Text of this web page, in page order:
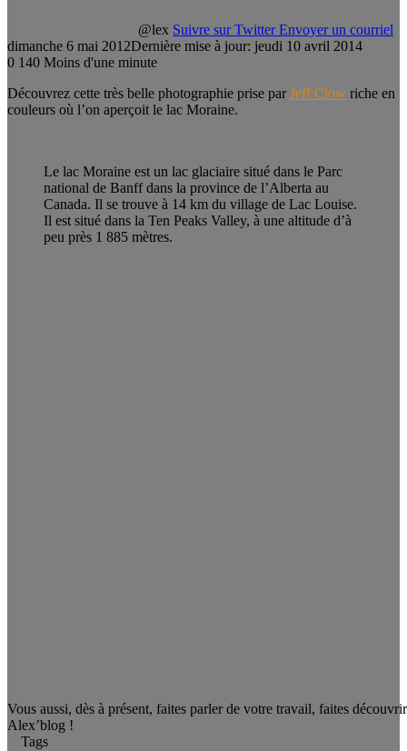
@lex Suivre sur Twitter Envoyer un courriel
dimanche 6 mai 2012Dernière mise à jour: jeudi 10 avril 2014
0 140 Moins d'une minute
Découvrez cette très belle photographie prise parJeff Clow riche en
couleurs où l’on aperçoit le lac Moraine.
Le lac Moraine est un lac glaciaire situé dans le Parc
national de Banff dans la province de l’Alberta au
Canada. Il se trouve à 14 km du village de Lac Louise.
Il est situé dans la Ten Peaks Valley, à une altitude d’à
peu près 1 885 mètres.
Vous aussi, dès à présent, faites parler de votre travail, faites
Alex’blog !
Tags